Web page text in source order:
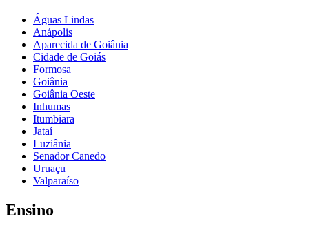
Águas Lindas
Anápolis
Aparecida de Goiânia
Cidade de Goiás
Formosa
Goiânia
Goiânia Oeste
Inhumas
Itumbiara
Jataí
Luziânia
Senador Canedo
Uruaçu
Valparaíso
Ensino